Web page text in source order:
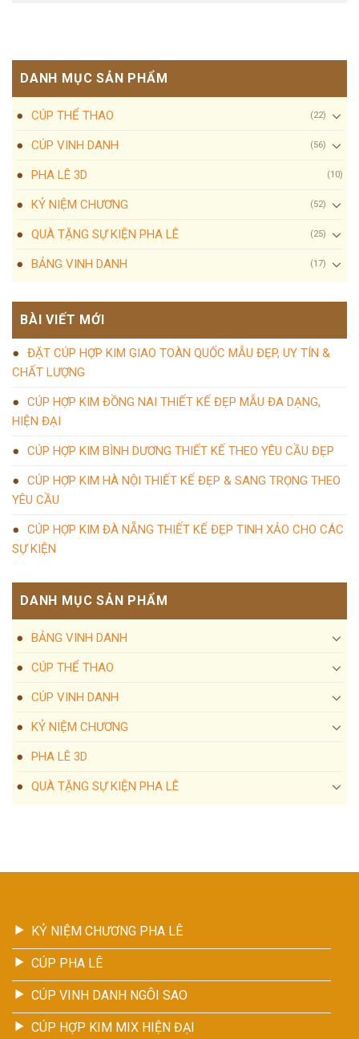
DANH MỤC SẢN PHẨM
CÚP THỂ THAO (22)
CÚP VINH DANH (56)
PHA LÊ 3D (10)
KỶ NIỆM CHƯƠNG (52)
QUÀ TẶNG SỰ KIỆN PHA LÊ (25)
BẢNG VINH DANH (17)
BÀI VIẾT MỚI
ĐẶT CÚP HỢP KIM GIAO TOÀN QUỐC MẪU ĐẸP, UY TÍN &
CHẤT LƯỢNG
CÚP HỢP KIM ĐỒNG NAI THIẾT KẾ ĐẸP MẪU ĐA DẠNG,
HIỆN ĐẠI
CÚP HỢP KIM BÌNH DƯƠNG THIẾT KẾ THEO YÊU CẦU ĐẸP
CÚP HỢP KIM HÀ NỘI THIẾT KẾ ĐẸP & SANG TRỌNG THEO
YÊU CẦU
CÚP HỢP KIM ĐÀ NẴNG THIẾT KẾ ĐẸP TINH XẢO CHO CÁC
SỰ KIỆN
DANH MỤC SẢN PHẨM
BẢNG VINH DANH
CÚP THỂ THAO
CÚP VINH DANH
KỶ NIỆM CHƯƠNG
PHA LÊ 3D
QUÀ TẶNG SỰ KIỆN PHA LÊ
KỶ NIỆM CHƯƠNG PHA LÊ
CÚP PHA LÊ
CÚP VINH DANH NGÔI SAO
CÚP HỢP KIM MIX HIỆN ĐẠI